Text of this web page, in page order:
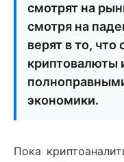
смотрят на
смотря на
верят в то,
криптовалюты
экономики.
Пока